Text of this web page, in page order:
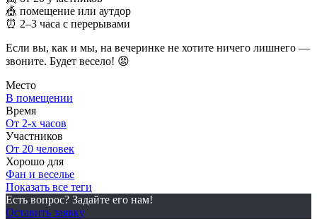
🎪 помещение или аутдор
⏰ 2–3 часа с перерывами
Если вы, как и мы, на вечеринке не хотите ничего лишнего —
звоните. Будет весело! 😡
Место
В помещении
Время
От 2-х часов
Участников
От 20 человек
Хорошо для
Фан и веселье
Показать все теги
Есть вопрос? Задайте его нам!
Оставить заявку